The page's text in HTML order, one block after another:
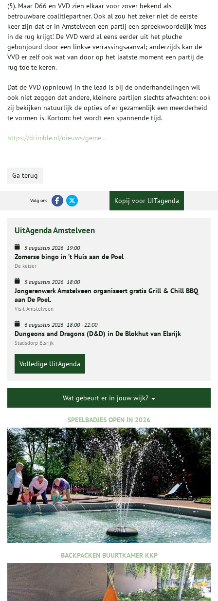
(5). Maar D66 en VVD zien elkaar voor zover bekend als
betrouwbare coalitiepartner. Ook al zou het zeker niet de eerste
keer zijn dat er in Amstelveen een partij een spreekwoordelijk 'mes
in de rug krijgt'. De VVD werd al eens eerder uit het pluche
gebonjourd door een linkse verrassingsaanval; anderzijds kan de
VVD er zelf ook wat van door op het laatste moment een partij de
rug toe te keren.
Dat de VVD (opnieuw) in the lead is bij de onderhandelingen wil
ook niet zeggen dat andere, kleinere partijen slechts afwachten: ook
zij bekijken natuurlijk de opties of er gezamenlijk een meerderheid
te vormen is. Kortom: het wordt een spannende tijd.
https://drimble.nl/nieuws/geme...
Ga terug
Volg ons Kopij voor UITagenda
UitAgenda Amstelveen
5 augustus 2026 19:00
Zomerse bingo in ’t Huis aan de Poel
De keizer
5 augustus 2026 18:00
Jongerenwerk Amstelveen organiseert gratis Grill & Chill BBQ
aan De Poel.
Visit Amstelveen
6 augustus 2026 18:00-22:00
Dungeons and Dragons (D&D) in De Blokhut van Elsrijk
Stadsdorp Elsrijk
Volledige UitAgenda
Wat gebeurt er in jouw wijk?
SPEELBADJES OPEN IN 2026
BACKPACKEN BUURTKAMER KKP